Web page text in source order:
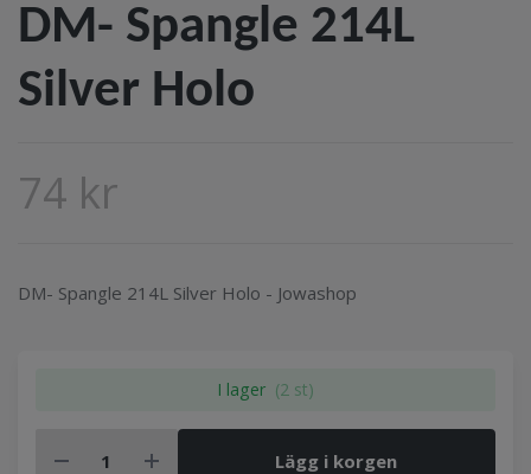
DM- Spangle 214L
Silver Holo
74 kr
DM- Spangle 214L Silver Holo - Jowashop
I lager (2 st)
Lägg i korgen